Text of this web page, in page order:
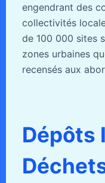
engendrant des
collectivités
de 100 000 sites
zones urbaines
recensés aux
Dépôts